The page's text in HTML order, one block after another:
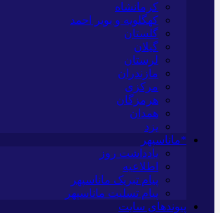
کرمانشاه
کهگلویه و بویر احمد
گلستان
گیلان
لرستان
مازندران
مرکزی
هرمزگان
همدان
یزد
*ماناسپهر
یادداشت روز
اطلاعیه
پیام تبریک ماناسپهر
پیام تسلیت ماناسپهر
پیوندهای سایت